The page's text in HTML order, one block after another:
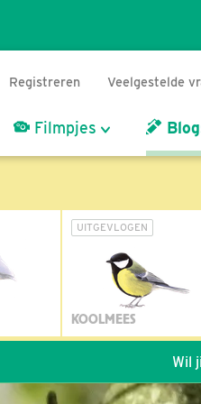
Registreren Veelgestelde
Filmpjes
UITGEVLOGEN
KOOLMEES
Wil jij ook